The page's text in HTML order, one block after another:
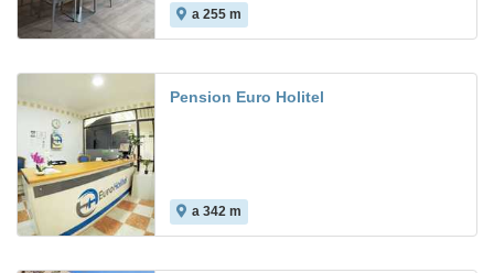
a 255 m
Pension Euro Holitel
a 342 m